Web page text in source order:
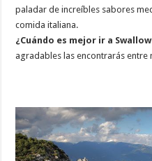
paladar de increíbles sabores
comida italiana.
¿Cuándo es mejor ir a
agradables las encontrarás entre